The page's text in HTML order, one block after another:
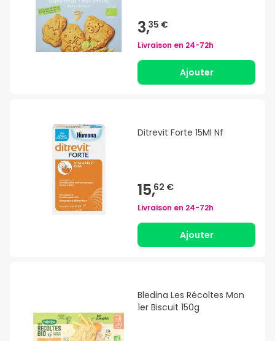
3,35 €
Livraison en 24-72h
Ajouter
Ditrevit Forte 15Ml Nf
15,62 €
Livraison en 24-72h
Ajouter
Bledina Les Récoltes Mon
1er Biscuit 150g